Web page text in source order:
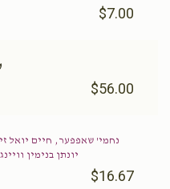
$7.00
$56.00
נחמי' שאפפער, חיים יואל
יונתן בנימין
$16.67